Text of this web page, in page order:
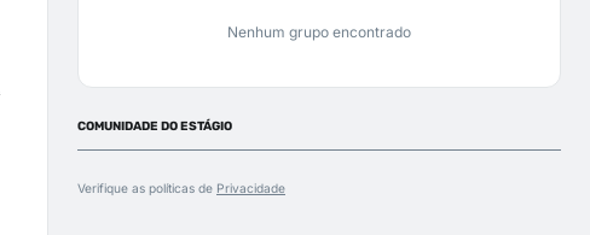
Nenhum grupo encontrado
COMUNIDADE DO ESTÁGIO
Verifique as políticas de Privacidade